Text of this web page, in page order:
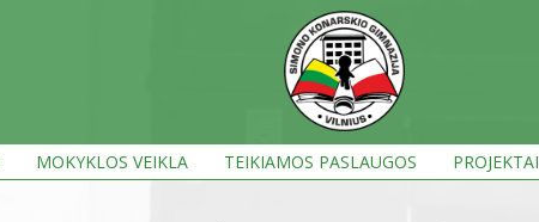
MOKYKLOS VEIKLA TEIKIAMOS PASLAUGOS PROJEKTAI